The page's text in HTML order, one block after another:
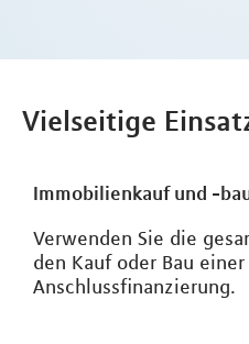
Vielseitige
Immobilienkauf und -
Verwenden Sie die
den Kauf oder Bau
Anschlussfinanzierung.